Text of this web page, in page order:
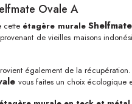
Ovale A
cette étagère murale
de vieilles maisons
également de la
vous faites un choix écologique